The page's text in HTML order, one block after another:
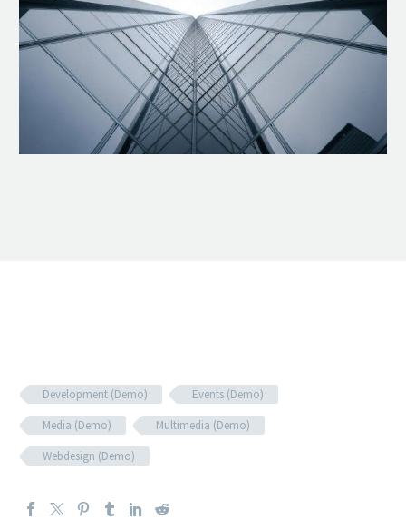
Development (Demo)
Events (Demo)
Media (Demo)
Multimedia (Demo)
Webdesign (Demo)